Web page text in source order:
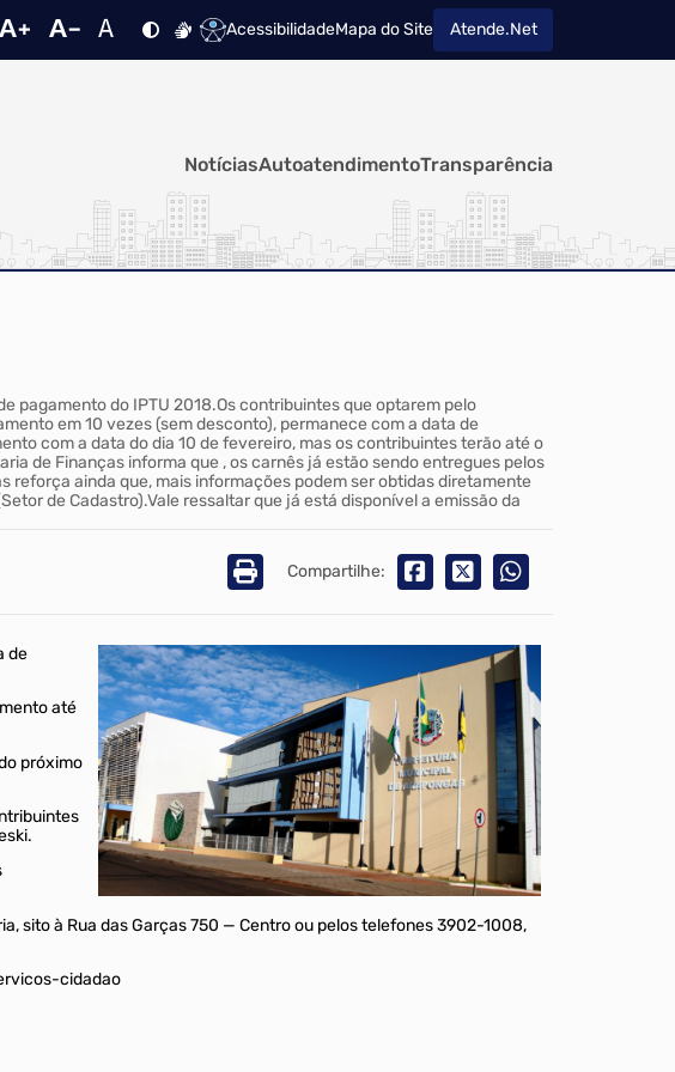
AcessibilidadeMapa do Site Atende.Net
NotíciasAutoatendimentoTransparência
pagamento do IPTU 2018.Os contribuintes que optarem pelo
em 10 vezes (sem desconto), permanece com a data de
com a data do dia 10 de fevereiro, mas os contribuintes terão até o
de Finanças informa que , os carnês já estão sendo entregues pelos
ainda que, mais informações podem ser obtidas diretamente
de Cadastro).Vale ressaltar que já está disponível a emissão da
Compartilhe:
de
até
próximo
sito à Rua das Garças 750 — Centro ou pelos telefones 3902-1008,
cidadao